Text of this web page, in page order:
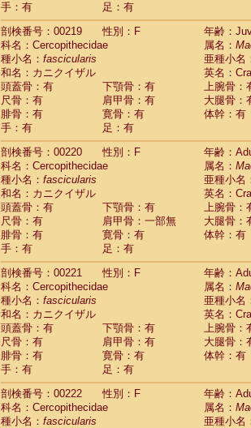
手：有
足：有
剖検番号：00219
性別：F
年齢：
科名：Cercopithecidae
属名：
種小名： fascicularis
亜種小名
和名：カニクイザル
英名：
頭蓋骨：有
下顎骨：有
上腕骨：
尺骨：有
肩甲骨：有
大腿骨：
腓骨：有
寛骨：有
体幹：有
手：有
足：有
剖検番号：00220
性別：F
年齢：
科名：Cercopithecidae
属名：
種小名： fascicularis
亜種小名
和名：カニクイザル
英名：
頭蓋骨：有
下顎骨：有
上腕骨：
尺骨：有
肩甲骨：一部無
大腿骨：
腓骨：有
寛骨：有
体幹：有
手：有
足：有
剖検番号：00221
性別：F
年齢：
科名：Cercopithecidae
属名：
種小名： fascicularis
亜種小名
和名：カニクイザル
英名：
頭蓋骨：有
下顎骨：有
上腕骨：
尺骨：有
肩甲骨：有
大腿骨：
腓骨：有
寛骨：有
体幹：有
手：有
足：有
剖検番号：00222
性別：F
年齢：
科名：Cercopithecidae
属名：
種小名： fascicularis
亜種小名